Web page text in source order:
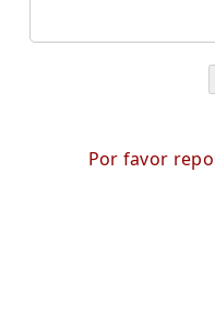
Por favor